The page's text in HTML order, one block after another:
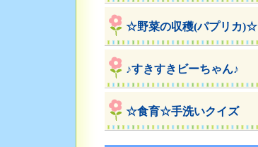
☆野菜の収穫(パプリカ)☆
♪すきすきビーちゃん♪
☆食育☆手洗いクイズ